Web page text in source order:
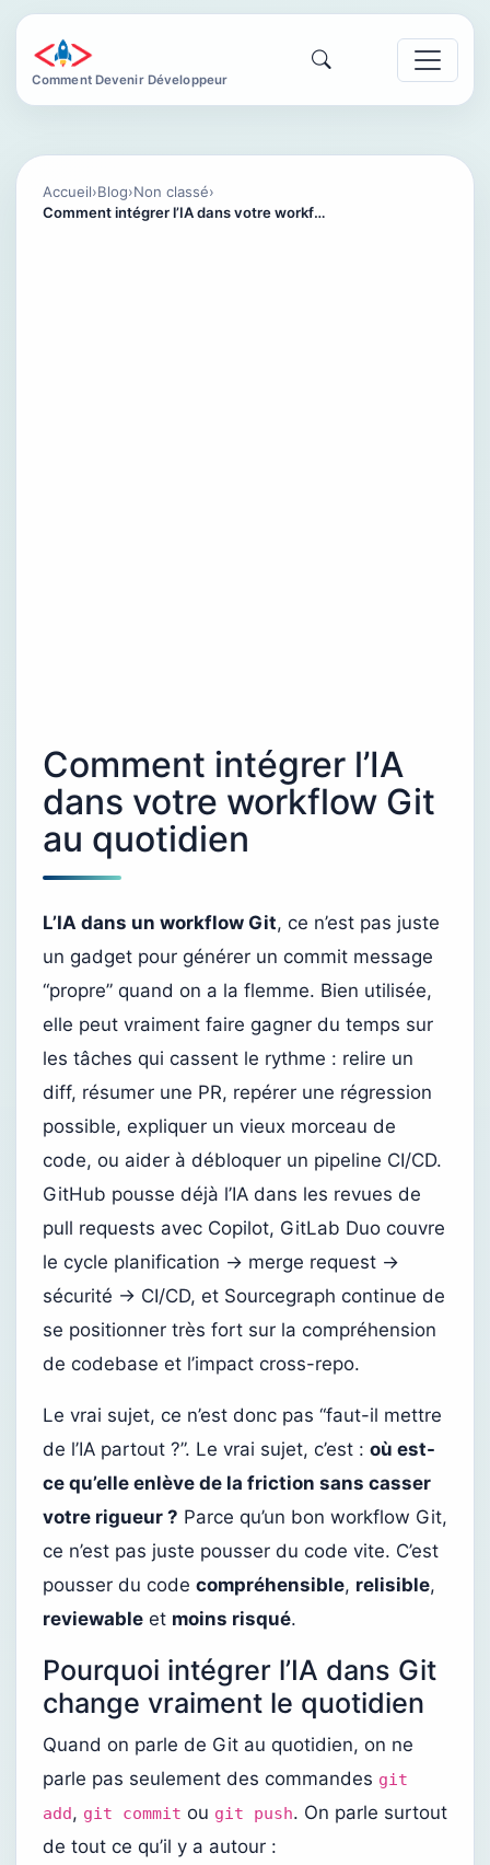
Comment Devenir Développeur
Accueil›Blog›Non classé›
Comment intégrer l’IA dans votre workflow Git au quotidien
Comment intégrer l’IA
dans votre workflow Git
au quotidien
L’IA dans un workflow Git, ce n’est pas juste
un gadget pour générer un commit message
“propre” quand on a la flemme. Bien utilisée,
elle peut vraiment faire gagner du temps sur
les tâches qui cassent le rythme : relire un
diff, résumer une PR, repérer une régression
possible, expliquer un vieux morceau de
code, ou aider à débloquer un pipeline CI/CD.
GitHub pousse déjà l’IA dans les revues de
pull requests avec Copilot, GitLab Duo couvre
le cycle planification → merge request →
sécurité → CI/CD, et Sourcegraph continue de
se positionner très fort sur la compréhension
de codebase et l’impact cross-repo.
Le vrai sujet, ce n’est donc pas “faut-il mettre
de l’IA partout ?”. Le vrai sujet, c’est : où est-
ce qu’elle enlève de la friction sans casser
votre rigueur ? Parce qu’un bon workflow Git,
ce n’est pas juste pousser du code vite. C’est
pousser du code compréhensible, relisible,
reviewable et moins risqué.
Pourquoi intégrer l’IA dans Git
change vraiment le quotidien
Quand on parle de Git au quotidien, on ne
parle pas seulement des commandes git
add, git commit ou git push. On parle surtout
de tout ce qu’il y a autour :